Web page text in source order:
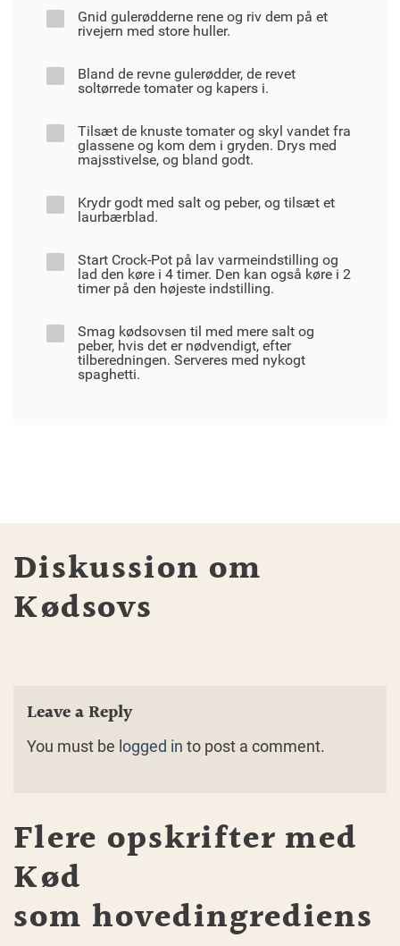
Gnid gulerødderne rene og riv dem på et
rivejern med store huller.
Bland de revne gulerødder, de revet
soltørrede tomater og kapers i.
Tilsæt de knuste tomater og skyl vandet fra
glassene og kom dem i gryden. Drys med
majsstivelse, og bland godt.
Krydr godt med salt og peber, og tilsæt et
laurbærblad.
Start Crock-Pot på lav varmeindstilling og
lad den køre i 4 timer. Den kan også køre i 2
timer på den højeste indstilling.
Smag kødsovsen til med mere salt og
peber, hvis det er nødvendigt, efter
tilberedningen. Serveres med nykogt
spaghetti.
Diskussion om
Kødsovs
Leave a Reply
You must be logged in to post a comment.
Flere opskrifter med
Kød
som hovedingrediens